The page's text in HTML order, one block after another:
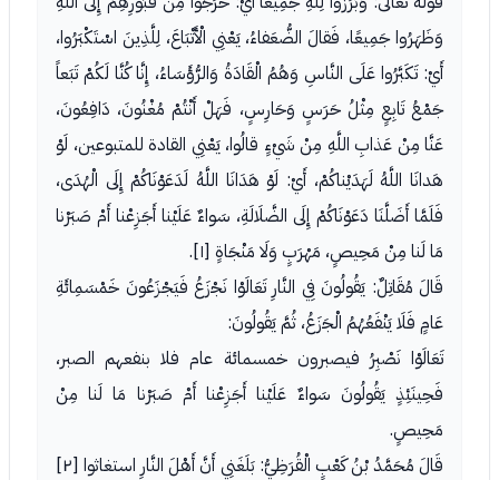
وَظَهَرُوا جَمِيعًا، فَقالَ الضُّعَفاءُ، يَعْنِي الْأَتْبَاعَ، لِلَّذِينَ اسْتَكْبَرُوا،
أَيْ: تَكَبَّرُوا عَلَى النَّاسِ وَهُمُ الْقَادَةُ وَالرُّؤَسَاءُ، إِنَّا كُنَّا لَكُمْ تَبَعاً
جَمْعُ تَابِعٍ مِثْلُ حَرَسٍ وَحَارِسٍ، فَهَلْ أَنْتُمْ مُغْنُونَ، دَافِعُونَ،
عَنَّا مِنْ عَذابِ اللَّهِ مِنْ شَيْءٍ قالُوا، يَعْنِي القادة للمتبوعين، لَوْ
هَدانَا اللَّهُ لَهَدَيْناكُمْ، أَيْ: لَوْ هَدَانَا اللَّهُ لَدَعَوْنَاكُمْ إِلَى الْهُدَى،
فَلَمَّا أَضَلَّنَا دَعَوْنَاكُمْ إِلَى الضَّلَالَةِ، سَواءٌ عَلَيْنا أَجَزِعْنا أَمْ صَبَرْنا
مَا لَنا مِنْ مَحِيصٍ، مَهْرَبٍ وَلَا مَنْجَاةٍ [١].
قَالَ مُقَاتِلٌ: يَقُولُونَ فِي النَّارِ تَعَالَوْا نَجْزَعُ فَيَجْزَعُونَ خَمْسَمِائَةِ
عَامٍ فَلَا يَنْفَعُهُمُ الْجَزَعُ، ثُمَّ يَقُولُونَ:
تَعَالَوْا نَصْبِرُ فيصبرون خمسمائة عام فلا بنفعهم الصبر،
فَحِينَئِذٍ يَقُولُونَ سَواءٌ عَلَيْنا أَجَزِعْنا أَمْ صَبَرْنا مَا لَنا مِنْ
مَحِيصٍ.
قَالَ مُحَمَّدُ بْنُ كَعْبٍ الْقُرَظِيُّ: بَلَغَنِي أَنَّ أَهْلَ النَّارِ استغاثوا [٢]